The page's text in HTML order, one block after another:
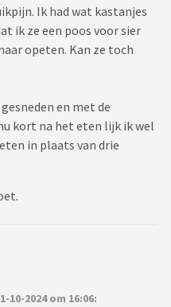
Ik had wat kastanjes
ik ze een poos voor sier
opeten. Kan ze toch
en met de
kort na het eten lijk ik wel
in plaats van drie
2024 om 16:06: